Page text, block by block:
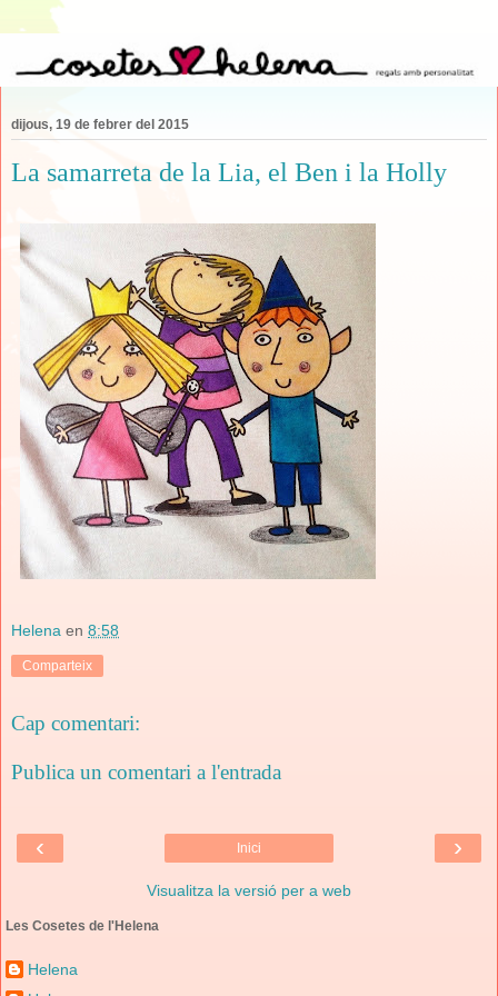
dijous, 19 de febrer del 2015
La samarreta de la Lia, el Ben i la Holly
Helena en 8:58
Comparteix
Cap comentari:
Publica un comentari a l'entrada
‹ ›
Inici
Visualitza la versió per a web
Les Cosetes de l'Helena
Helena